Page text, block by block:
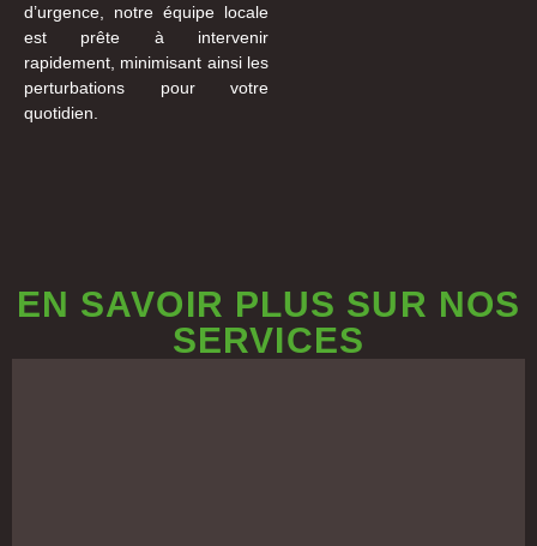
d’urgence, notre équipe locale
est prête à intervenir
rapidement, minimisant ainsi les
perturbations pour votre
quotidien.
EN SAVOIR PLUS SUR NOS
SERVICES